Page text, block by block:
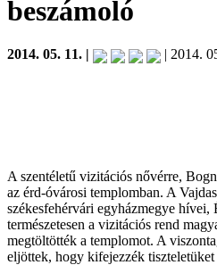
beszámoló
2014. 05. 11. | | 2014.
A szentéletű vizitációs nővérre,
az érd-óvárosi templomban. A
székesfehérvári egyházmegye hívei,
természetesen a vizitációs rend
megtöltötték a templomot. A
eljöttek, hogy kifejezzék